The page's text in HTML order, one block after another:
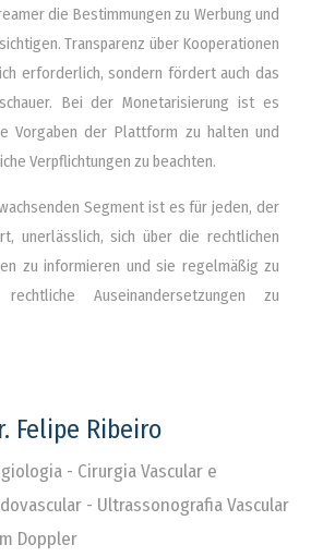
die Bestimmungen zu Werbung und
Transparenz über Kooperationen
erforderlich, sondern fördert auch das
Bei der Monetarisierung ist es
Vorgaben der Plattform zu halten und
Verpflichtungen zu beachten.
Segment ist es für jeden, der
unerlässlich, sich über die rechtlichen
zu informieren und sie regelmäßig zu
Auseinandersetzungen zu
Felipe Ribeiro
- Cirurgia Vascular e
- Ultrassonografia Vascular
Doppler